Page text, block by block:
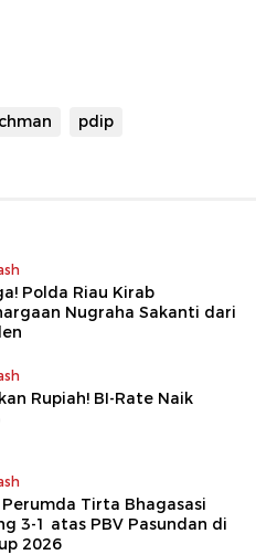
pdip
Polda Riau Kirab
Nugraha Sakanti dari
Rupiah! BI-Rate Naik
Tirta Bhagasasi
3-1 atas PBV Pasundan di
2026